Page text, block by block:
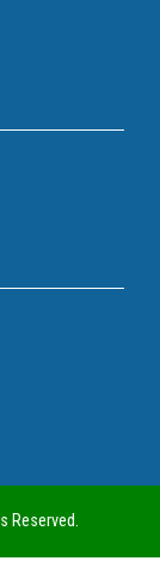
Reserved.